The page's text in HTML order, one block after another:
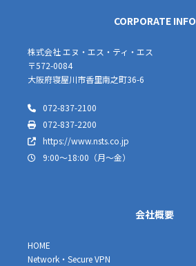
CORPORATE INFO
株式会社 エヌ・エス・ティ・エス
〒572-0084
大阪府寝屋川市香里南之町36-6
072-837-2100
072-837-2200
https://www.nsts.co.jp
9:00～18:00（月～金）
会社概要
HOME
Network・Secure VPN